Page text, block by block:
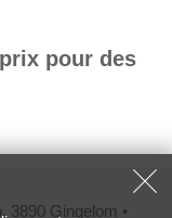
pour des
3890 Gingelom •